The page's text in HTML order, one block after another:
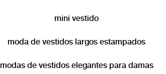
mini vestido
moda de vestidos largos estampados
modas de vestidos elegantes para damas